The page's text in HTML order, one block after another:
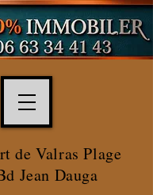
deValras Plage
Jean Dauga